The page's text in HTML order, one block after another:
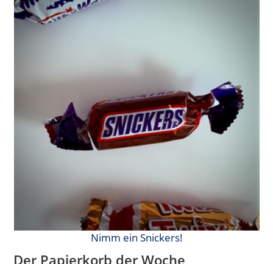
Nimm ein Snickers!
Der Papierkorb der Woche